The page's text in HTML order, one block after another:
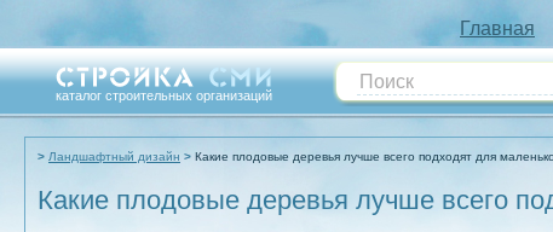
Главная
каталог строительных организаций
Ландшафтный дизайн Какие плодовые деревья лучше всего подходят для
Какие плодовые деревья лучше всего